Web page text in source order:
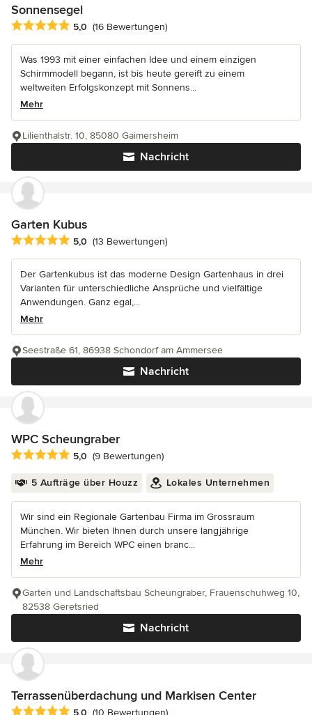
Sonnensegel
Durchschnittliche Bewertung: 5 von 5 Sternen
5,0 (16 Bewertungen)
Was 1993 mit einer einfachen Idee und einem einzigen
Schirmmodell begann, ist bis heute gereift zu einem
weltweiten Erfolgskonzept mit Sonnens...
Mehr
Nachricht
Lilienthalstr. 10, 85080 Gaimersheim
Garten Kubus
Durchschnittliche Bewertung: 5 von 5 Sternen
5,0 (13 Bewertungen)
Der Gartenkubus ist das moderne Design Gartenhaus in drei
Varianten für unterschiedliche Ansprüche und vielfältige
Anwendungen. Ganz egal,...
Mehr
Nachricht
Seestraße 61, 86938 Schondorf am Ammersee
WPC Scheungraber
Durchschnittliche Bewertung: 5 von 5 Sternen
5,0 (9 Bewertungen)
5 Aufträge über Houzz Lokales Unternehmen
Wir sind ein Regionale Gartenbau Firma im Grossraum
München. Wir bieten Ihnen durch unsere langjährige
Erfahrung im Bereich WPC einen branc...
Mehr
Nachricht
Garten und Landschaftsbau Scheungraber, Frauenschuhweg 10,
82538 Geretsried
Terrassenüberdachung und Markisen Center
Durchschnittliche Bewertung: 5 von 5 Sternen